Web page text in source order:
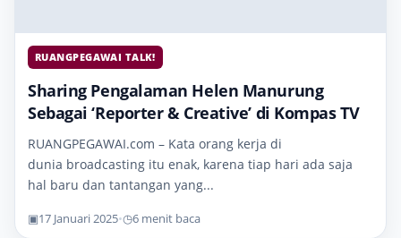
RUANGPEGAWAI TALK!
Sharing Pengalaman Helen Manurung
Sebagai ‘Reporter & Creative’ di Kompas TV
RUANGPEGAWAI.com – Kata orang kerja di
dunia broadcasting itu enak, karena tiap hari ada saja
hal baru dan tantangan yang...
▣17 Januari 2025•◷6 menit baca